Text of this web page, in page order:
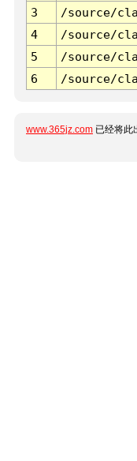
3 /source/
4
/source/
5
/source/
6
/source/
www.365jz.com 已经将此